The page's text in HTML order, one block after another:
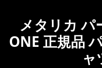
メタリカ パ
ONE 正規品
ャ